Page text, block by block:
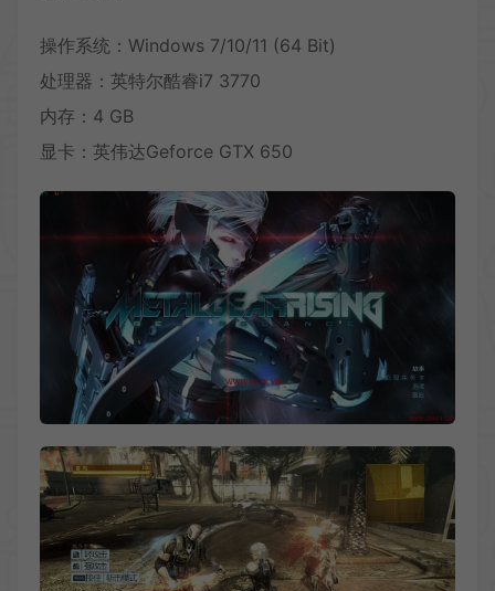
操作系统：Windows 7/10/11 (64 Bit)
处理器：英特尔酷睿i7 3770
内存：4 GB
显卡：英伟达Geforce GTX 650